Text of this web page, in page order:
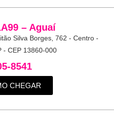
– Aguaí
Silva Borges, 762 - Centro -
- CEP 13860-000
8541
CHEGAR